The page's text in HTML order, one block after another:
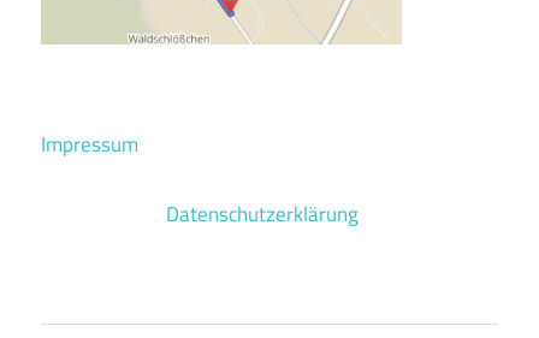
Impressum
Datenschutzerklärung